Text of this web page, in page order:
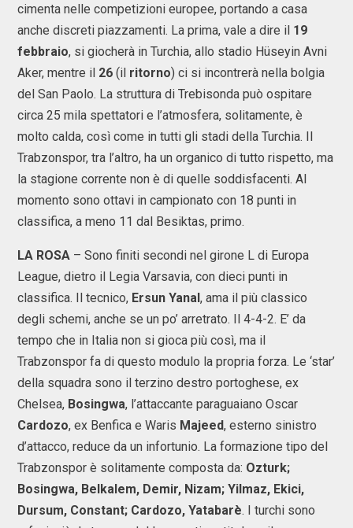
cimenta nelle competizioni europee, portando a casa
anche discreti piazzamenti. La prima, vale a dire il 19
febbraio, si giocherà in Turchia, allo stadio Hüseyin Avni
Aker, mentre il 26 (il ritorno) ci si incontrerà nella bolgia
del San Paolo. La struttura di Trebisonda può ospitare
circa 25 mila spettatori e l’atmosfera, solitamente, è
molto calda, così come in tutti gli stadi della Turchia. Il
Trabzonspor, tra l’altro, ha un organico di tutto rispetto, ma
la stagione corrente non è di quelle soddisfacenti. Al
momento sono ottavi in campionato con 18 punti in
classifica, a meno 11 dal Besiktas, primo.
LA ROSA – Sono finiti secondi nel girone L di Europa
League, dietro il Legia Varsavia, con dieci punti in
classifica. Il tecnico, Ersun Yanal, ama il più classico
degli schemi, anche se un po’ arretrato. Il 4-4-2. E’ da
tempo che in Italia non si gioca più così, ma il
Trabzonspor fa di questo modulo la propria forza. Le ‘star’
della squadra sono il terzino destro portoghese, ex
Chelsea, Bosingwa, l’attaccante paraguaiano Oscar
Cardozo, ex Benfica e Waris Majeed, esterno sinistro
d’attacco, reduce da un infortunio. La formazione tipo del
Trabzonspor è solitamente composta da: Ozturk;
Bosingwa, Belkalem, Demir, Nizam; Yilmaz, Ekici,
Dursum, Constant; Cardozo, Yatabarè. I turchi sono